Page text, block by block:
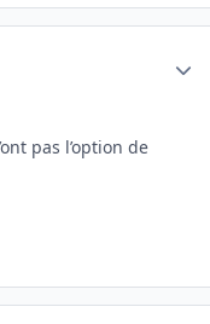
pas l’option de